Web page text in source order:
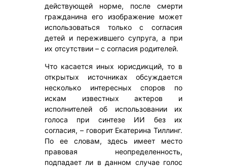
действующей норме, после смерти
гражданина его изображение может
использоваться только с согласия
детей и пережившего супруга, а при
их отсутствии – с согласия родителей.
Что касается иных юрисдикций, то в
открытых источниках обсуждается
несколько интересных споров по
искам известных актеров и
исполнителей об использовании их
голоса при синтезе ИИ без их
согласия, – говорит Екатерина Тиллинг.
По ее словам, здесь имеет место
правовая неопределенность,
подпадает ли в данном случае голос